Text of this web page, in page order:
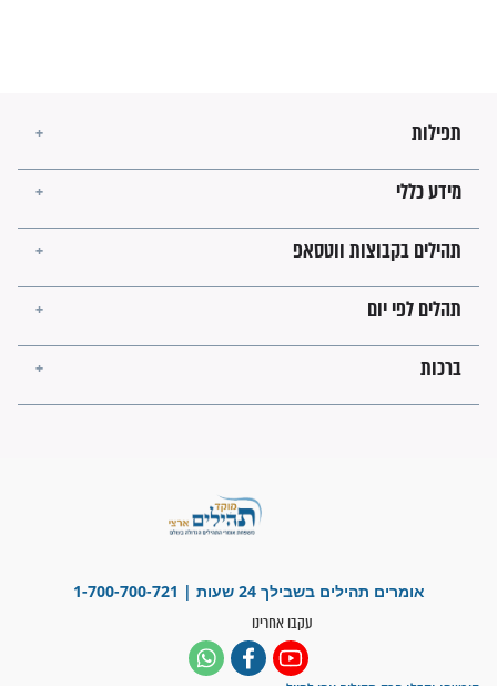
מדהים בזכות התפילות מדי יום
"אשמח שתודיעו למתפללים
שנתיים של חיפוש!"
לכל המאמרים
סגולות לשמירה והגנה